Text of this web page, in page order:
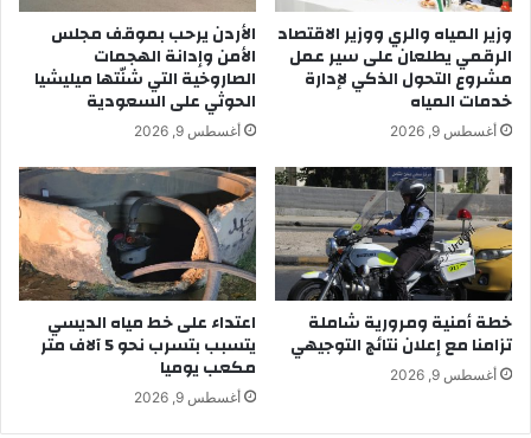
وزير المياه والري ووزير الاقتصاد
الرقمي يطلعان على سير عمل
مشروع التحول الذكي لإدارة
خدمات المياه
أغسطس 9, 2026
الأردن يرحب بموقف مجلس
الأمن وإدانة الهجمات
الصاروخية التي شنّتها ميليشيا
الحوثي على السعودية
أغسطس 9, 2026
خطة أمنية ومرورية شاملة
تزامنا مع إعلان نتائج التوجيهي
أغسطس 9, 2026
اعتداء على خط مياه الديسي
يتسبب بتسرب نحو 5 آلاف متر
مكعب يوميا
أغسطس 9, 2026